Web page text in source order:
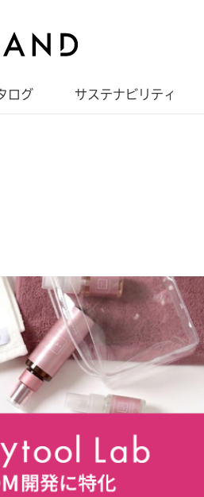
ログ サステナビリティ